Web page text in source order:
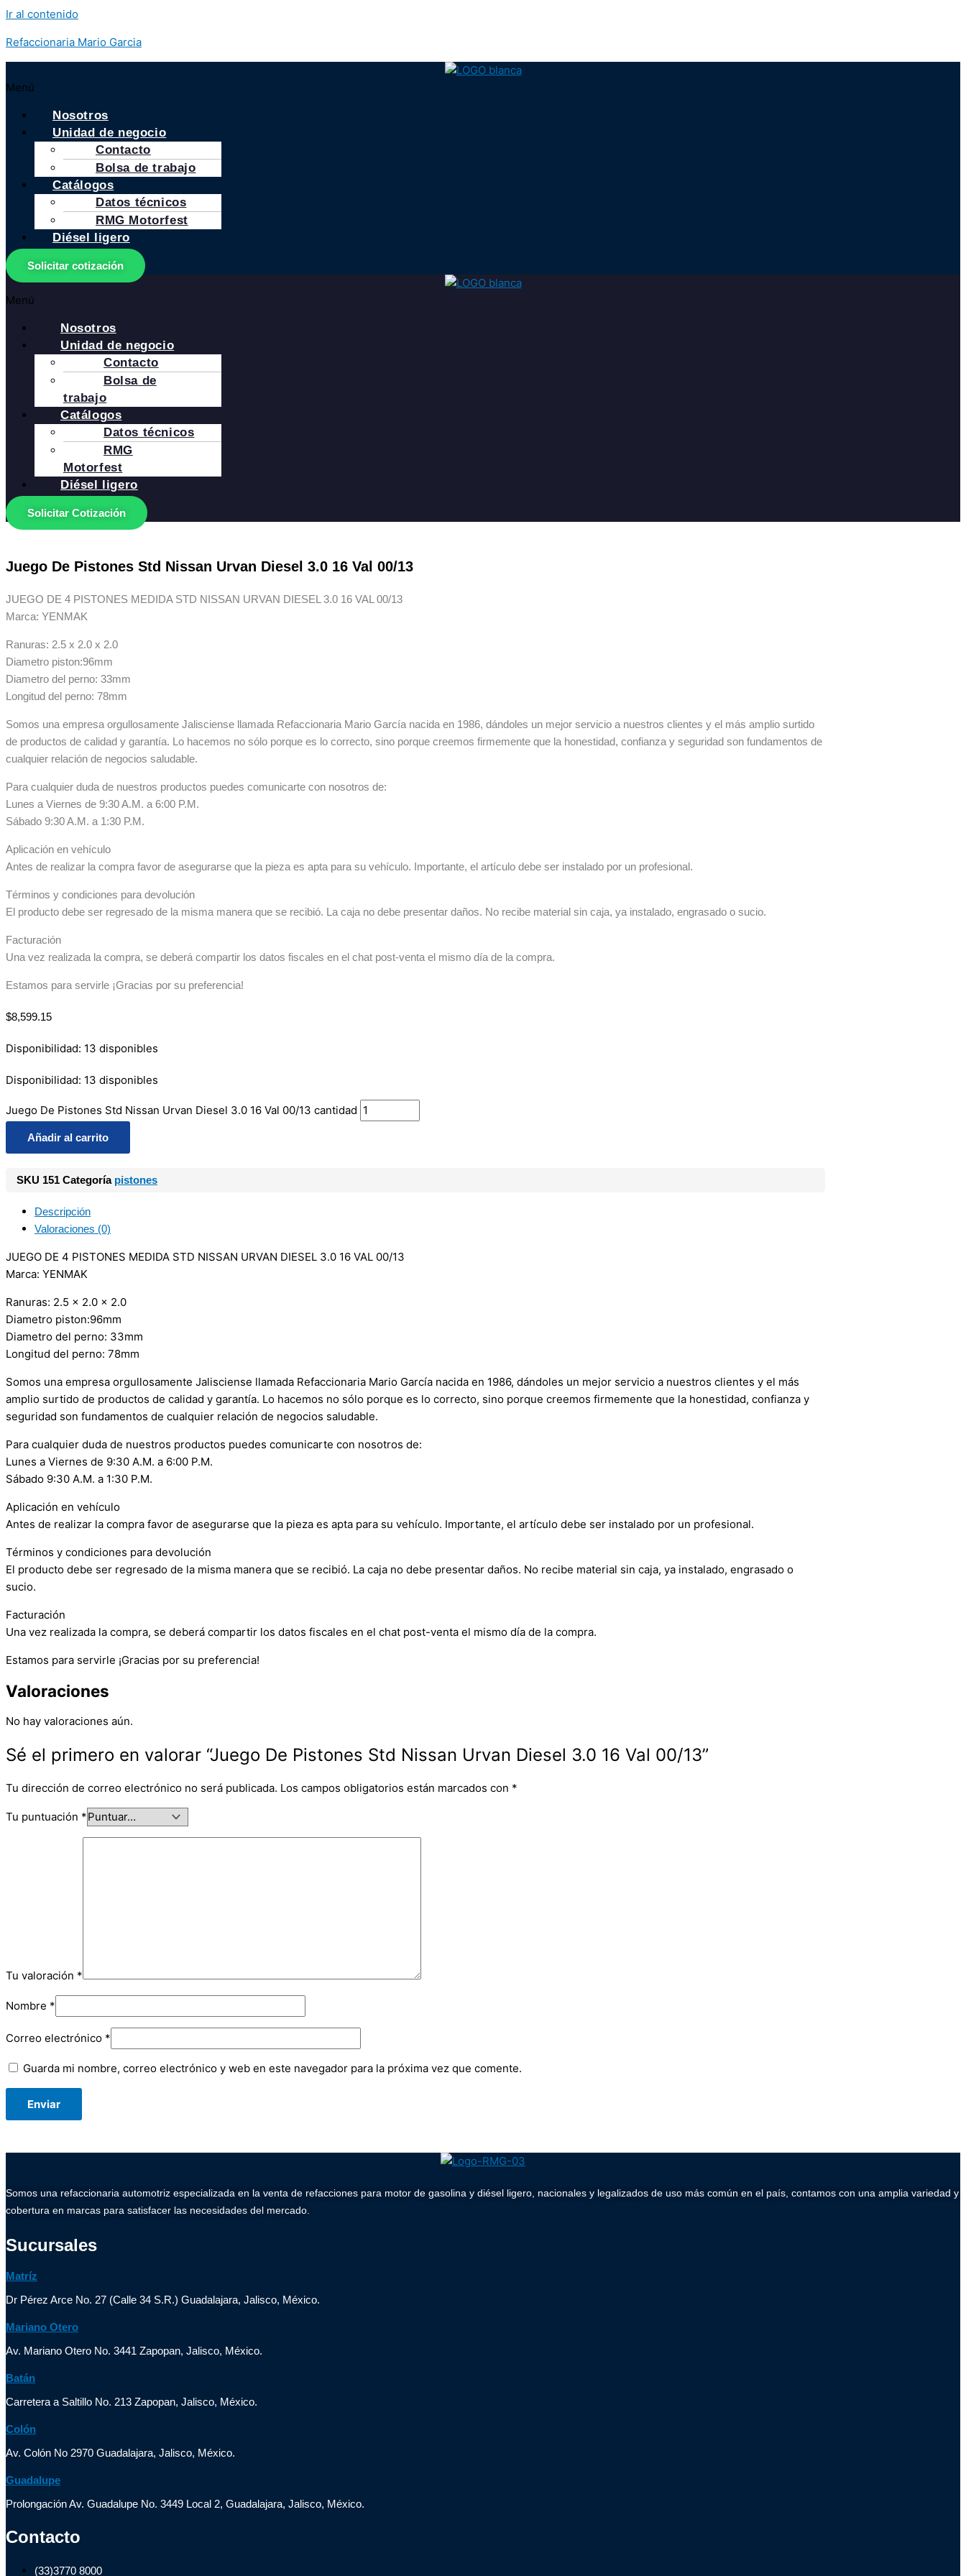
Ir al contenido
Refaccionaria Mario Garcia
Menú
Nosotros
Unidad de negocio
Contacto
Bolsa de trabajo
Catálogos
Datos técnicos
RMG Motorfest
Diésel ligero
Solicitar cotización
Menú
Nosotros
Unidad de negocio
Contacto
Bolsa de
trabajo
Catálogos
Datos técnicos
RMG
Motorfest
Diésel ligero
Solicitar Cotización
Juego De Pistones Std Nissan Urvan Diesel 3.0 16 Val 00/13
JUEGO DE 4 PISTONES MEDIDA STD NISSAN URVAN DIESEL 3.0 16 VAL 00/13
Marca: YENMAK
Ranuras: 2.5 x 2.0 x 2.0
Diametro piston:96mm
Diametro del perno: 33mm
Longitud del perno: 78mm
Somos una empresa orgullosamente Jalisciense llamada Refaccionaria Mario García nacida en 1986, dándoles un mejor servicio a nuestros clientes y el más amplio surtido
de productos de calidad y garantía. Lo hacemos no sólo porque es lo correcto, sino porque creemos firmemente que la honestidad, confianza y seguridad son fundamentos de
cualquier relación de negocios saludable.
Para cualquier duda de nuestros productos puedes comunicarte con nosotros de:
Lunes a Viernes de 9:30 A.M. a 6:00 P.M.
Sábado 9:30 A.M. a 1:30 P.M.
Aplicación en vehículo
Antes de realizar la compra favor de asegurarse que la pieza es apta para su vehículo. Importante, el artículo debe ser instalado por un profesional.
Términos y condiciones para devolución
El producto debe ser regresado de la misma manera que se recibió. La caja no debe presentar daños. No recibe material sin caja, ya instalado, engrasado o sucio.
Facturación
Una vez realizada la compra, se deberá compartir los datos fiscales en el chat post-venta el mismo día de la compra.
Estamos para servirle ¡Gracias por su preferencia!
$8,599.15
Disponibilidad: 13 disponibles
Disponibilidad: 13 disponibles
Juego De Pistones Std Nissan Urvan Diesel 3.0 16 Val 00/13 cantidad
Añadir al carrito
SKU 151 Categoría pistones
Descripción
Valoraciones (0)
JUEGO DE 4 PISTONES MEDIDA STD NISSAN URVAN DIESEL 3.0 16 VAL 00/13
Marca: YENMAK
Ranuras: 2.5 x 2.0 x 2.0
Diametro piston:96mm
Diametro del perno: 33mm
Longitud del perno: 78mm
Somos una empresa orgullosamente Jalisciense llamada Refaccionaria Mario García nacida en 1986, dándoles un mejor servicio a nuestros clientes y el más
amplio surtido de productos de calidad y garantía. Lo hacemos no sólo porque es lo correcto, sino porque creemos firmemente que la honestidad, confianza y
seguridad son fundamentos de cualquier relación de negocios saludable.
Para cualquier duda de nuestros productos puedes comunicarte con nosotros de:
Lunes a Viernes de 9:30 A.M. a 6:00 P.M.
Sábado 9:30 A.M. a 1:30 P.M.
Aplicación en vehículo
Antes de realizar la compra favor de asegurarse que la pieza es apta para su vehículo. Importante, el artículo debe ser instalado por un profesional.
Términos y condiciones para devolución
El producto debe ser regresado de la misma manera que se recibió. La caja no debe presentar daños. No recibe material sin caja, ya instalado, engrasado o
sucio.
Facturación
Una vez realizada la compra, se deberá compartir los datos fiscales en el chat post-venta el mismo día de la compra.
Estamos para servirle ¡Gracias por su preferencia!
Valoraciones
No hay valoraciones aún.
Sé el primero en valorar “Juego De Pistones Std Nissan Urvan Diesel 3.0 16 Val 00/13”
Tu dirección de correo electrónico no será publicada. Los campos obligatorios están marcados con *
Tu puntuación *
Tu valoración *
Nombre *
Correo electrónico *
Guarda mi nombre, correo electrónico y web en este navegador para la próxima vez que comente.
Somos una refaccionaria automotriz especializada en la venta de refacciones para motor de gasolina y diésel ligero, nacionales y legalizados de uso más común en el país, contamos con una amplia variedad y
cobertura en marcas para satisfacer las necesidades del mercado.
Sucursales
Matríz
Dr Pérez Arce No. 27 (Calle 34 S.R.) Guadalajara, Jalisco, México.
Mariano Otero
Av. Mariano Otero No. 3441 Zapopan, Jalisco, México.
Batán
Carretera a Saltillo No. 213 Zapopan, Jalisco, México.
Colón
Av. Colón No 2970 Guadalajara, Jalisco, México.
Guadalupe
Prolongación Av. Guadalupe No. 3449 Local 2, Guadalajara, Jalisco, México.
Contacto
(33)3770 8000